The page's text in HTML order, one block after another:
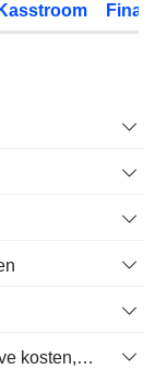
Kasstroom
Verkoop-, algemene & administratieve kosten, totaal